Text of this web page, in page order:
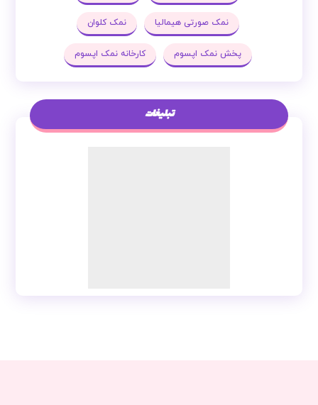
نمک صورتی هیمالیا نمک کلوان
پخش نمک اپسوم کارخانه نمک اپسوم
تبلیغات